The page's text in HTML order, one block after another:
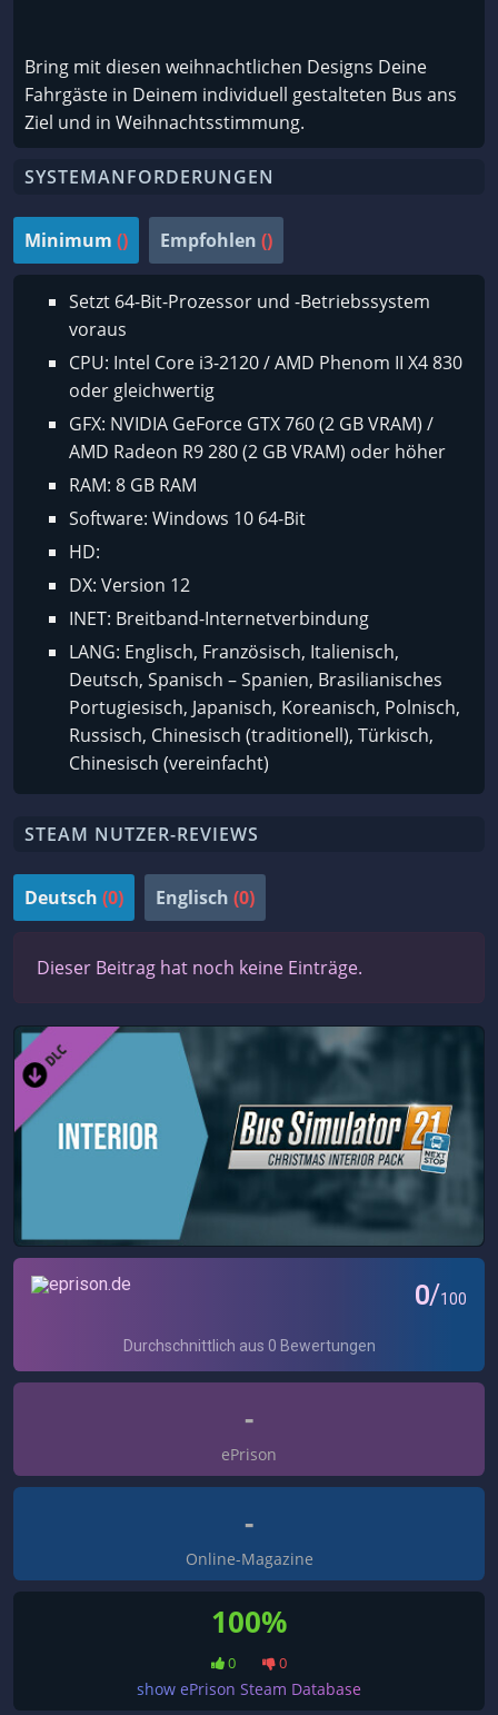
Bring mit diesen weihnachtlichen Designs Deine
Fahrgäste in Deinem individuell gestalteten Bus ans
Ziel und in Weihnachtsstimmung.
SYSTEMANFORDERUNGEN
Minimum () Empfohlen ()
Setzt 64-Bit-Prozessor und -Betriebssystem
voraus
CPU: Intel Core i3-2120 / AMD Phenom II X4 830
oder gleichwertig
GFX: NVIDIA GeForce GTX 760 (2 GB VRAM) /
AMD Radeon R9 280 (2 GB VRAM) oder höher
RAM: 8 GB RAM
Software: Windows 10 64-Bit
HD:
DX: Version 12
INET: Breitband-Internetverbindung
LANG: Englisch, Französisch, Italienisch,
Deutsch, Spanisch – Spanien, Brasilianisches
Portugiesisch, Japanisch, Koreanisch, Polnisch,
Russisch, Chinesisch (traditionell), Türkisch,
Chinesisch (vereinfacht)
STEAM NUTZER-REVIEWS
Deutsch (0) Englisch (0)
Dieser Beitrag hat noch keine Einträge.
-
ePrison
-
Online-Magazine
100%
0 0
show ePrison Steam Database